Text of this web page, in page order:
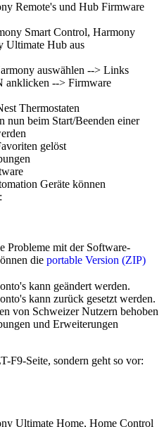
Remote's und Hub Firmware
Smart Control, Harmony
Ultimate Hub aus
auswählen --> Links
--> Firmware
Thermostaten
nun beim Start/Beenden einer
gelöst
Geräte können
Probleme mit der Software-
die portable Version (ZIP)
kann geändert werden.
kann zurück gesetzt werden.
von Schweizer Nutzern behoben
und Erweiterungen
F9-Seite, sondern geht so vor:
Ultimate Home, Home Control